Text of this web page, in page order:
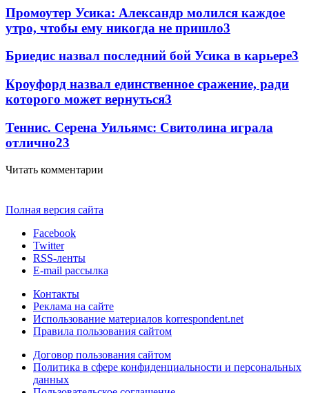
Промоутер Усика: Александр молился каждое
утро, чтобы ему никогда не пришло3
Бриедис назвал последний бой Усика в карьере3
Кроуфорд назвал единственное сражение, ради
которого может вернуться3
Теннис. Серена Уильямс: Свитолина играла
отлично23
Читать комментарии
Полная версия сайта
Facebook
Twitter
RSS-ленты
E-mail рассылка
Контакты
Реклама на сайте
Использование материалов korrespondent.net
Правила пользования сайтом
Договор пользования сайтом
Политика в сфере конфиденциальности и персональных
данных